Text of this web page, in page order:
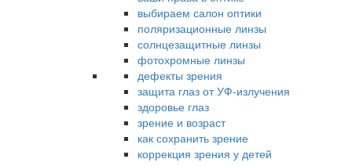
выбираем салон оптики
поляризационные линзы
солнцезащитные линзы
фотохромные линзы
дефекты зрения
защита глаз от УФ-излучения
здоровье глаз
зрение и возраст
как сохранить зрение
коррекция зрения у детей